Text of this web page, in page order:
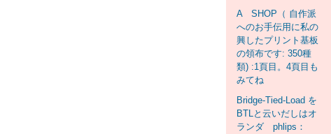
A SHOP（ 自作派
へのお手伝用に私の
興したプリント基板
の領布です: 350種
類) :1頁目。4頁目も
みてね
Bridge-Tied-Load を
BTLと云いだしはオ
ランダ phlips：